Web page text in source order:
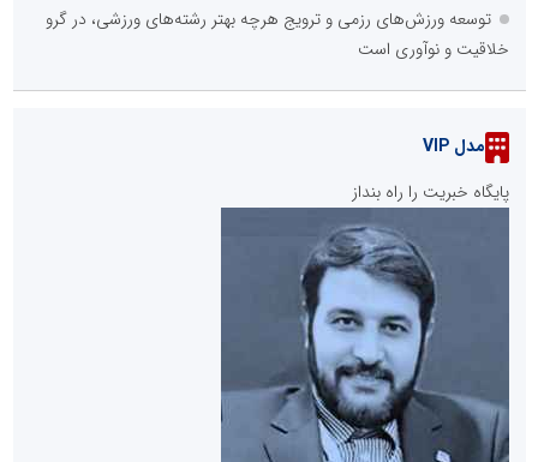
توسعه ورزش‌های رزمی و ترویج هرچه بهتر رشته‌های ورزشی، در گرو
خلاقیت و نوآوری است
مدل VIP
پایگاه خبریت را راه بنداز